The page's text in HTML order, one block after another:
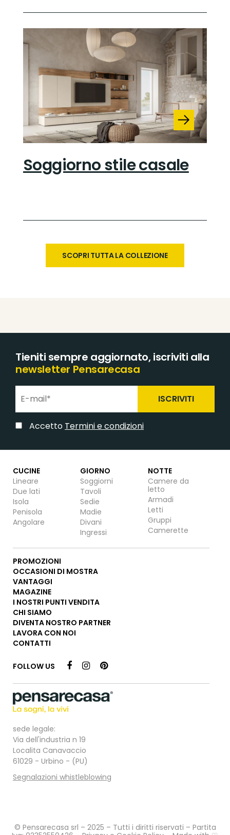
Soggiorno stile casale
SCOPRI TUTTA LA COLLEZIONE
Tieniti sempre aggiornato, iscriviti alla
newsletter Pensarecasa
ISCRIVITI
Accetto Termini e condizioni
CUCINE
Lineare
Due lati
Isola
Penisola
Angolare
GIORNO
Soggiorni
Tavoli
Sedie
Madie
Divani
Ingressi
NOTTE
Camere da
letto
Armadi
Letti
Gruppi
Camerette
PROMOZIONI
OCCASIONI DI MOSTRA
VANTAGGI
MAGAZINE
I NOSTRI PUNTI VENDITA
CHI SIAMO
DIVENTA NOSTRO PARTNER
LAVORA CON NOI
CONTATTI
FOLLOW US
sede legale:
Via dell'industria n 19
Localita Canavaccio
61029 - Urbino - (PU)
Segnalazioni whistleblowing
© Pensarecasa srl – 2025 – Tutti i diritti riservati – Partita